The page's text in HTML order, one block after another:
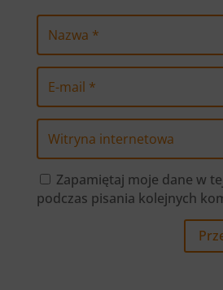
Zapamiętaj moje dane w
podczas pisania kolejnych